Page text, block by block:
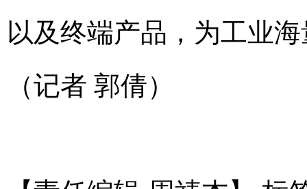
以及终端产品，为工业
（记者 郭倩）